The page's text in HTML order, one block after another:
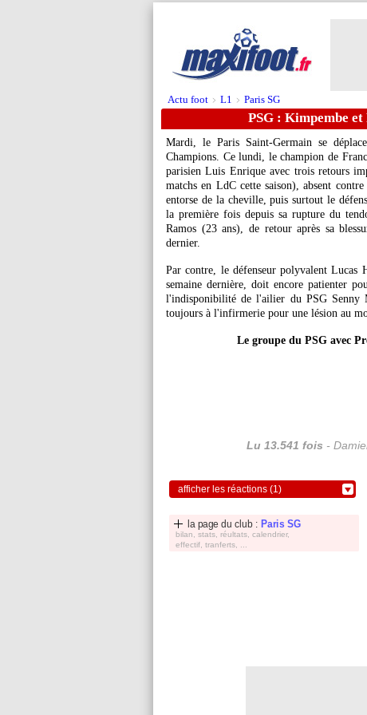
Actu foot > L1 > Paris SG
PSG : Kimpembe
Mardi, le Paris Saint-Germain se
Champions. Ce lundi, le champion de
parisien Luis Enrique avec trois retours
matchs en LdC cette saison), absent
entorse de la cheville, puis surtout le
la première fois depuis sa rupture du
Ramos (23 ans), de retour après sa
dernier.
Par contre, le défenseur polyvalent Lucas
semaine dernière, doit encore patienter
l'indisponibilité de l'ailier du PSG Senny
toujours à l'infirmerie pour une lésion au
Le groupe du PSG avec
Lu 13.541 fois -
afficher les réactions (1)
la page du club : Paris SG
bilan, stats, réultats, calendrier,
effectif, tranferts, ...